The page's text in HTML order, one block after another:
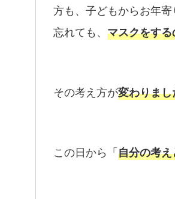
方も、子どもからお年
忘れても、 マスクをす
その考え方が変わりまし
この日から「自分の考